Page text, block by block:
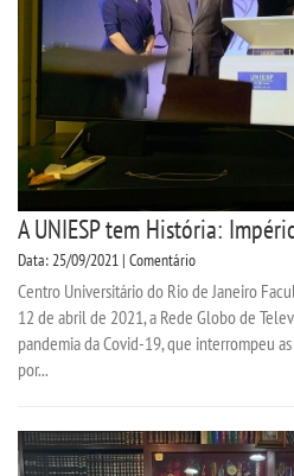
A UNIESP tem História:
Data: 25/09/2021 | Comentário
Centro Universitário do Rio de Janeiro
12 de abril de 2021, a Rede Globo de
pandemia da Covid-19, que interrompeu
por...